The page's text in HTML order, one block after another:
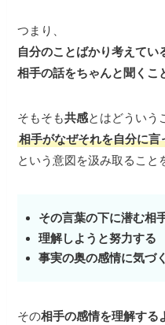
つまり、
自分のことばかり考えてい
相手の話をちゃんと聞くこ
そもそも共感とはどういう
相手がなぜそれを自分に言
という意図を汲み取ること
その言葉の下に潜む相
理解しようと努力する
事実の奥の感情に気づく
その相手の感情を理解する